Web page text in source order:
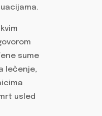
sume
lečenje,
usled